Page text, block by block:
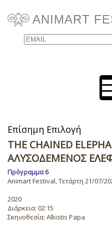
ANIMART
Email
Επίσημη Επιλογή
THE CHAINED
ΑΛΥΣΟΔΕΜΈΝΟΣ
Πρόγραμμα 6
Animart Festival, Τετάρτη 21/07/
2020
Διάρκεια: 02:15
Σκηνοθεσία: Alkistis Papa